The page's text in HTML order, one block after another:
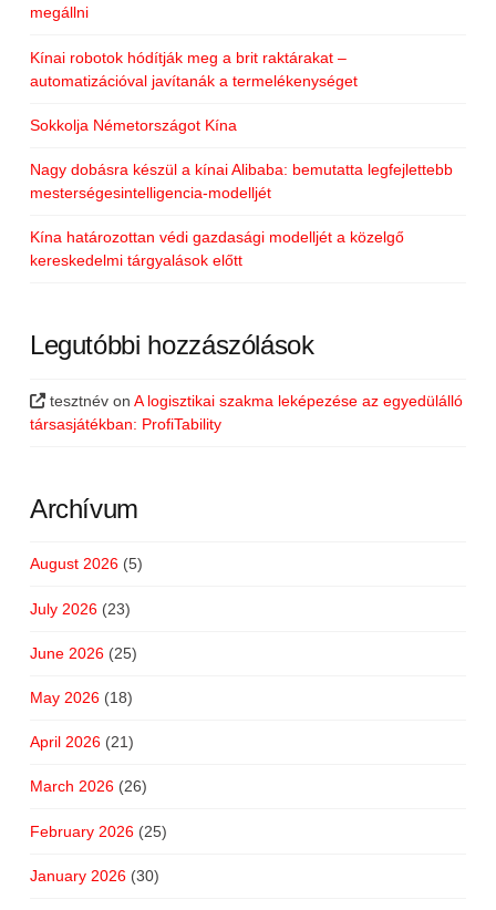
megállni
Kínai robotok hódítják meg a brit raktárakat –
automatizációval javítanák a termelékenységet
Sokkolja Németországot Kína
Nagy dobásra készül a kínai Alibaba: bemutatta legfejlettebb
mesterségesintelligencia-modelljét
Kína határozottan védi gazdasági modelljét a közelgő
kereskedelmi tárgyalások előtt
Legutóbbi hozzászólások
tesztnév onA logisztikai szakma leképezése az egyedülálló
társasjátékban: ProfiTability
Archívum
August 2026(5)
July 2026(23)
June 2026(25)
May 2026(18)
April 2026(21)
March 2026(26)
February 2026(25)
January 2026(30)